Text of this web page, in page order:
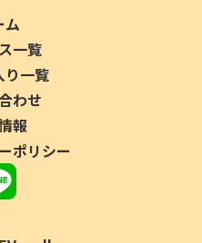
ム
一覧
り一覧
わせ
報
ポリシー